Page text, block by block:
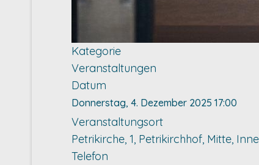
Kategorie
Veranstaltungen
Datum
Donnerstag, 4. Dezember 2025 17:00
Veranstaltungsort
Petrikirche, 1, Petrikirchhof, Mitte,
Telefon